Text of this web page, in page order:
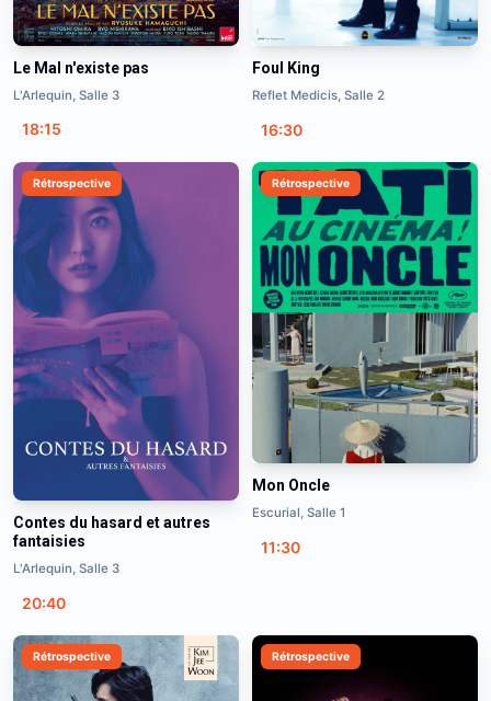
Le Mal n'existe pas
L'Arlequin, Salle 3
18:15
Foul King
Reflet Medicis, Salle 2
16:30
Rétrospective
Contes du hasard et autres
fantaisies
L'Arlequin, Salle 3
20:40
Rétrospective
Mon Oncle
Escurial, Salle 1
11:30
Rétrospective Rétrospective